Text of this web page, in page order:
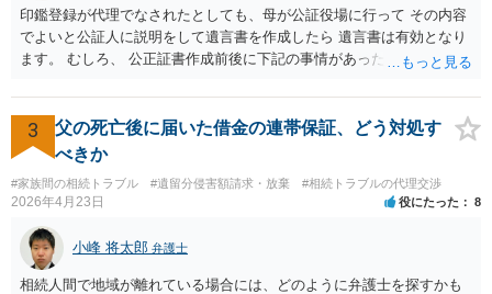
は、判決になったらどうなりそうか、という点についての検討が不可
欠ですので、 初めに述べた通り、代理人と相談するか、資料を持って
面談相談に行ってみることをお勧めします。
印鑑登録が代理でなされたとしても、母が公証役場に行って その内容
でよいと公証人に説明をして遺言書を作成したら 遺言書は有効となり
ます。 むしろ、 公正証書作成前後に下記の事情があったことが証明で
月に携帯が新しくなった母からの第一声は「ここにいたら殺される」
「面会に来てくれ」で、長男に聞くと「面会は出来ない。俺は携帯電
話の使い方を教える為に会っている」「母の話は聞かなくて良い」と
電話が切れました。その後の電話でも「食事に毒が入っている」「体
にチップが埋められている」等、おかしかったです。 当時の診療記
録、介護認定の資料、介護記録を取得して 弁護士に面談で相談された
方がよいと思います。
3
父の死亡後に届いた借金の連帯保証、どう対処す
べきか
#家族間の相続トラブル #遺留分侵害額請求・放棄 #相続トラブルの代理交渉
2026年4月23日 役にたった 8
小峰 将太郎 弁護士
相続人間で地域が離れている場合には、どのように弁護士を探すかも